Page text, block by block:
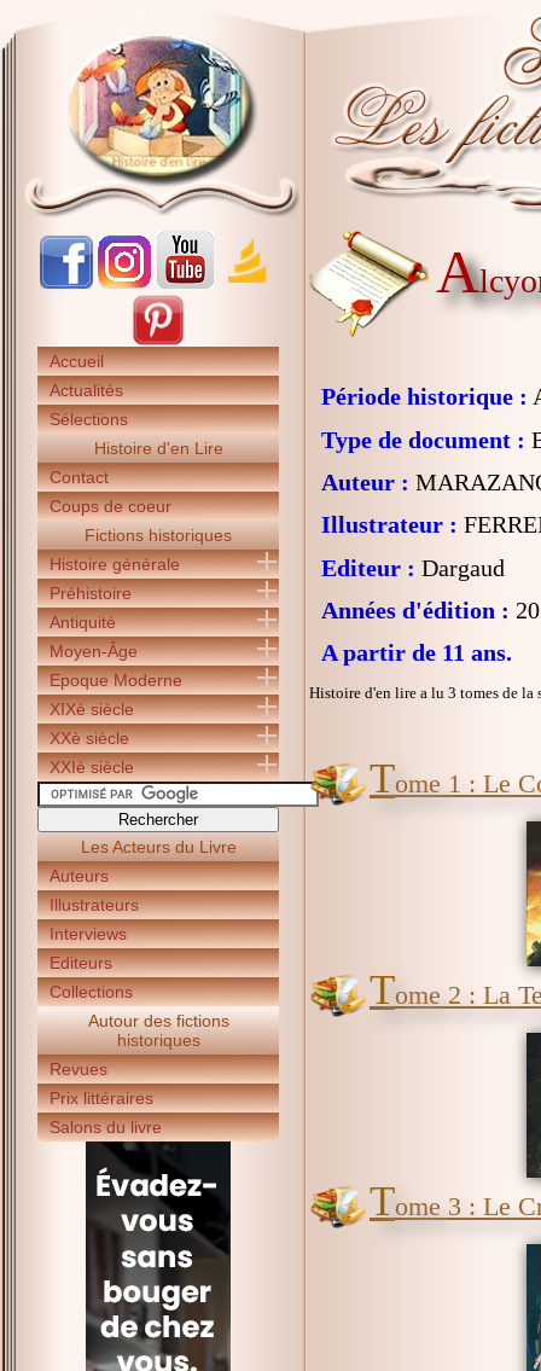
Accueil
Actualités
Sélections
Histoire d'en Lire
Contact
Coups de coeur
Fictions historiques
Histoire générale
Préhistoire
Antiquité
Moyen-Âge
Epoque Moderne
XIXè siècle
XXè siècle
XXIè siècle
Les Acteurs du Livre
Auteurs
Illustrateurs
Interviews
Editeurs
Collections
Autour des fictions
historiques
Revues
Prix littéraires
Salons du livre
A
Période historique :
Type de document :
Auteur :
Illustrateur :
Editeur : Dargaud
Années d'édition :
A partir de 11 ans.
Histoire d'en lire a lu 3 tomes de la
Tome 1 : Le
Tome 2 : La
Tome 3 : Le